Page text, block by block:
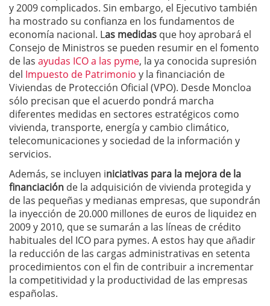
y 2009 complicados. Sin embargo, el Ejecutivo también
ha mostrado su confianza en los fundamentos de
economía nacional. Las medidas que hoy aprobará el
Consejo de Ministros se pueden resumir en el fomento
de las ayudas ICO a las pyme, la ya conocida supresión
del Impuesto de Patrimonio y la financiación de
Viviendas de Protección Oficial (VPO). Desde Moncloa
sólo precisan que el acuerdo pondrá marcha
diferentes medidas en sectores estratégicos como
vivienda, transporte, energía y cambio climático,
telecomunicaciones y sociedad de la información y
servicios.
Además, se incluyen iniciativas para la mejora de la
financiación de la adquisición de vivienda protegida y
de las pequeñas y medianas empresas, que supondrán
la inyección de 20.000 millones de euros de liquidez en
2009 y 2010, que se sumarán a las líneas de crédito
habituales del ICO para pymes. A estos hay que añadir
la reducción de las cargas administrativas en setenta
procedimientos con el fin de contribuir a incrementar
la competitividad y la productividad de las empresas
españolas.